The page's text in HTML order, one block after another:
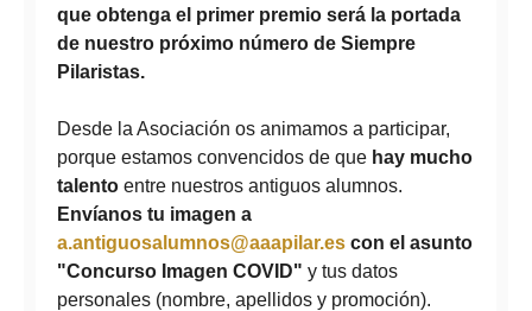
que obtenga el primer premio será la portada
de nuestro próximo número de Siempre
Pilaristas.
Desde la Asociación os animamos a participar,
porque estamos convencidos de que hay mucho
talento entre nuestros antiguos alumnos.
Envíanos tu imagen a
a.antiguosalumnos@aaapilar.es con el asunto
"Concurso Imagen COVID" y tus datos
personales (nombre, apellidos y promoción).